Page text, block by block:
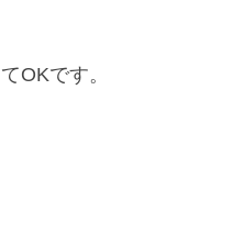
OKです。